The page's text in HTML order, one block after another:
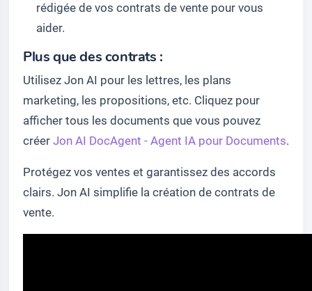
rédigée de vos contrats de vente pour vous
aider.
Plus que des contrats :
Utilisez Jon AI pour les lettres, les plans
marketing, les propositions, etc. Cliquez pour
afficher tous les documents que vous pouvez
créer Jon AI DocAgent - Agent IA pour Documents.
Protégez vos ventes et garantissez des accords
clairs. Jon AI simplifie la création de contrats de
vente.